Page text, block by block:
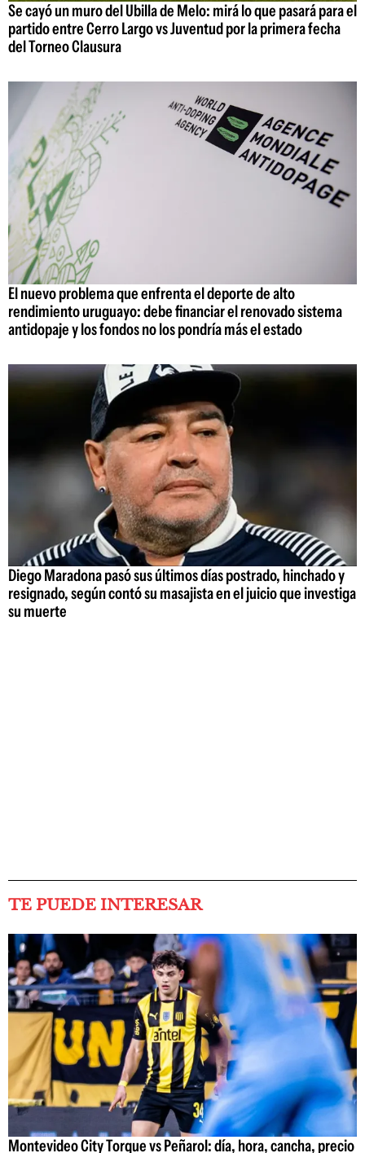
Se cayó un muro del Ubilla de Melo: mirá lo que pasará para el
partido entre Cerro Largo vs Juventud por la primera fecha
del Torneo Clausura
El nuevo problema que enfrenta el deporte de alto
rendimiento uruguayo: debe financiar el renovado sistema
antidopaje y los fondos no los pondría más el estado
Diego Maradona pasó sus últimos días postrado, hinchado y
resignado, según contó su masajista en el juicio que investiga
su muerte
TE PUEDE INTERESAR
Montevideo City Torque vs Peñarol: día, hora, cancha, precio